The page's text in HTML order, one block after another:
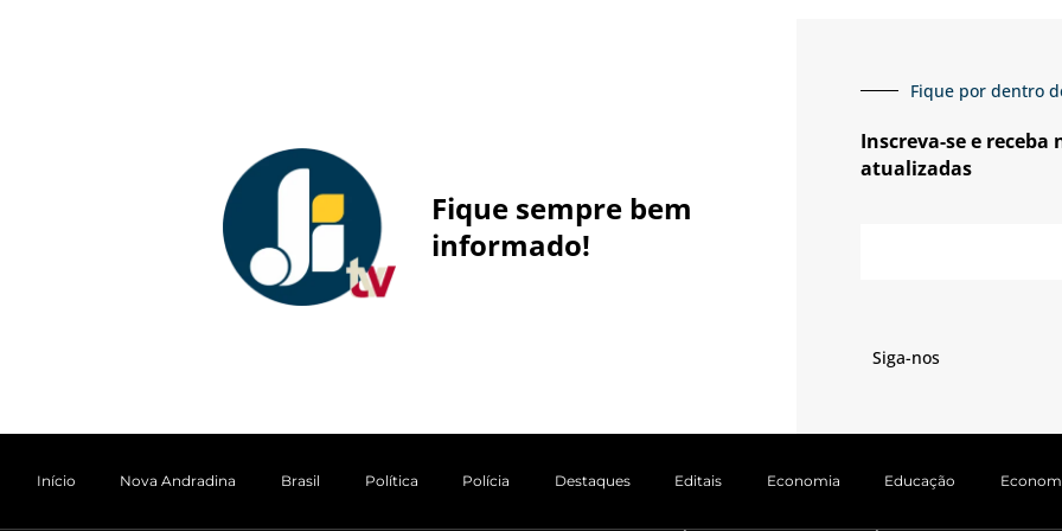
Fique sempre bem
informado!
Fique por dentro
Inscreva-se e
atualizadas
Siga-nos
Início Nova Andradina Brasil Política Polícia Destaques Editais Economia Educação